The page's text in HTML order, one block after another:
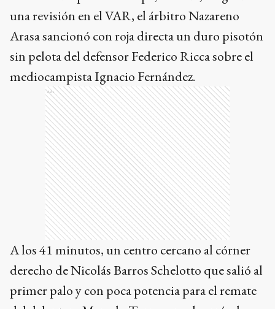
una revisión en el VAR, el árbitro Nazareno
Arasa sancionó con roja directa un duro pisotón
sin pelota del defensor Federico Ricca sobre el
mediocampista Ignacio Fernández.
Ads
A los 41 minutos, un centro cercano al córner
derecho de Nicolás Barros Schelotto que salió al
primer palo y con poca potencia para el remate